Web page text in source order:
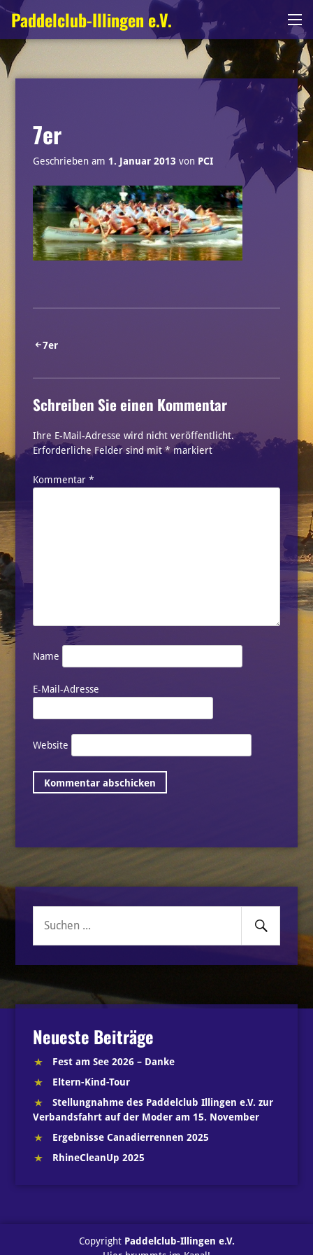
Zum
Inhalt
springen
Paddelclub-Illingen e.V.
7er
Geschrieben am 1. Januar 2013 von PCI
Beitragsnavigation
7er
Schreiben Sie einen Kommentar
Ihre E-Mail-Adresse wird nicht veröffentlicht.
Erforderliche Felder sind mit*markiert
Kommentar *
Name
E-Mail-Adresse
Website
Suche
Senden
Neueste Beiträge
Fest am See 2026 – Danke
Eltern-Kind-Tour
Stellungnahme des Paddelclub Illingen e.V. zur
Verbandsfahrt auf der Moder am 15. November
Ergebnisse Canadierrennen 2025
RhineCleanUp 2025
Copyright Paddelclub-Illingen e.V.